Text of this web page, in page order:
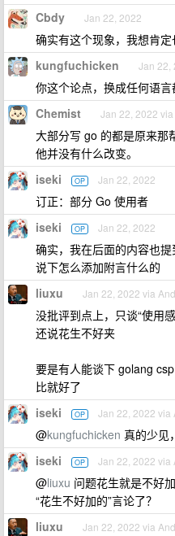
Cbdy Jan 22, 2022
确实有这个现象，我想肯
kungfuchicken Jan 22,
你这个论点，换成任何语
Chemist Jan 22, 2022
大部分写 go 的都是原来那
他并没有什么改变。
iseki OP Jan 22, 2022
订正：部分 Go 使用者
iseki OP Jan 22, 2022
确实，我在后面的内容也
说下怎么添加附言什么的
liuxu Jan 22, 2022 via
没批评到点上，只谈“使用
还说花生不好夹
要是有人能谈下 golang
比就好了
iseki OP Jan 22, 2022 via
@kungfuchicken 真的少见
iseki OP Jan 22, 2022 via
@liuxu 问题花生就是不好
“花生不好加的”言论了？
liuxu Jan 22, 2022 via